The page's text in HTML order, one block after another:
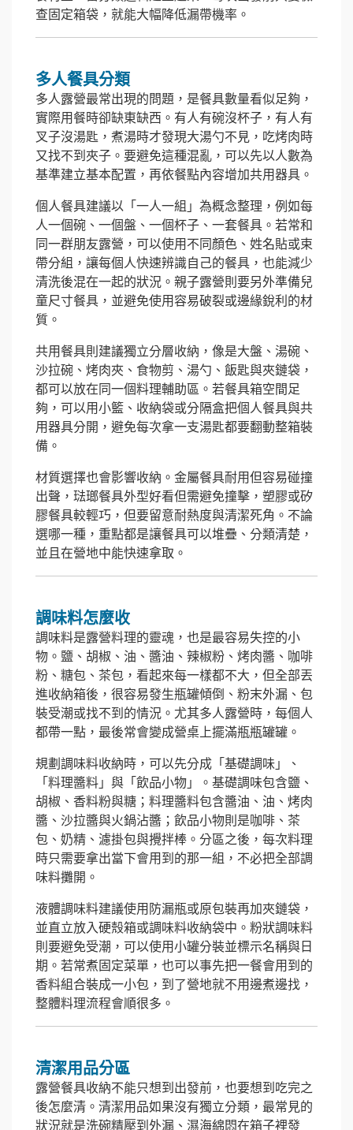
查固定箱袋，就能大幅降低漏帶機率。
多人餐具分類
多人露營最常出現的問題，是餐具數量看似足夠，
實際用餐時卻缺東缺西。有人有碗沒杯子，有人有
叉子沒湯匙，煮湯時才發現大湯勺不見，吃烤肉時
又找不到夾子。要避免這種混亂，可以先以人數為
基準建立基本配置，再依餐點內容增加共用器具。
個人餐具建議以「一人一組」為概念整理，例如每
人一個碗、一個盤、一個杯子、一套餐具。若常和
同一群朋友露營，可以使用不同顏色、姓名貼或束
帶分組，讓每個人快速辨識自己的餐具，也能減少
清洗後混在一起的狀況。親子露營則要另外準備兒
童尺寸餐具，並避免使用容易破裂或邊緣銳利的材
質。
共用餐具則建議獨立分層收納，像是大盤、湯碗、
沙拉碗、烤肉夾、食物剪、湯勺、飯匙與夾鏈袋，
都可以放在同一個料理輔助區。若餐具箱空間足
夠，可以用小籃、收納袋或分隔盒把個人餐具與共
用器具分開，避免每次拿一支湯匙都要翻動整箱裝
備。
材質選擇也會影響收納。金屬餐具耐用但容易碰撞
出聲，琺瑯餐具外型好看但需避免撞擊，塑膠或矽
膠餐具較輕巧，但要留意耐熱度與清潔死角。不論
選哪一種，重點都是讓餐具可以堆疊、分類清楚，
並且在營地中能快速拿取。
調味料怎麼收
調味料是露營料理的靈魂，也是最容易失控的小
物。鹽、胡椒、油、醬油、辣椒粉、烤肉醬、咖啡
粉、糖包、茶包，看起來每一樣都不大，但全部丟
進收納箱後，很容易發生瓶罐傾倒、粉末外漏、包
裝受潮或找不到的情況。尤其多人露營時，每個人
都帶一點，最後常會變成營桌上擺滿瓶瓶罐罐。
規劃調味料收納時，可以先分成「基礎調味」、
「料理醬料」與「飲品小物」。基礎調味包含鹽、
胡椒、香料粉與糖；料理醬料包含醬油、油、烤肉
醬、沙拉醬與火鍋沾醬；飲品小物則是咖啡、茶
包、奶精、濾掛包與攪拌棒。分區之後，每次料理
時只需要拿出當下會用到的那一組，不必把全部調
味料攤開。
液體調味料建議使用防漏瓶或原包裝再加夾鏈袋，
並直立放入硬殼箱或調味料收納袋中。粉狀調味料
則要避免受潮，可以使用小罐分裝並標示名稱與日
期。若常煮固定菜單，也可以事先把一餐會用到的
香料組合裝成一小包，到了營地就不用邊煮邊找，
整體料理流程會順很多。
清潔用品分區
露營餐具收納不能只想到出發前，也要想到吃完之
後怎麼清。清潔用品如果沒有獨立分類，最常見的
狀況就是洗碗精壓到外漏、濕海綿悶在箱子裡發